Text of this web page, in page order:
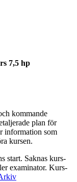
7,5 hp
kommande
plan för
information som
kursen.
start. Saknas kurs-
examinator. Kurs-